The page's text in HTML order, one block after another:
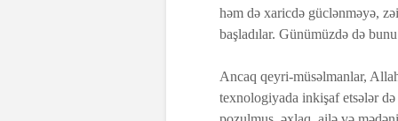
həm də xaricdə güclənməyə,
başladılar. Günümüzdə də
Ancaq qeyri-müsəlmanlar,
texnologiyada inkişaf etsələr